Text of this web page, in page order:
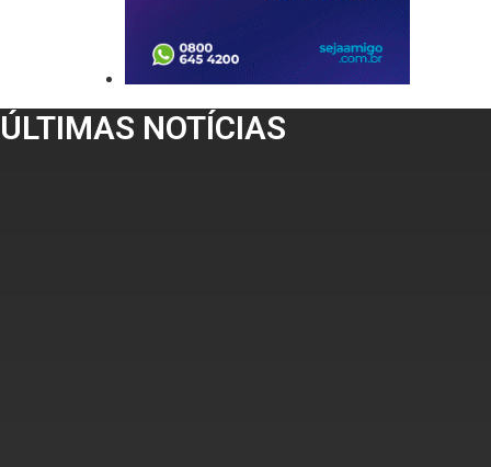
ÚLTIMAS NOTÍCIAS